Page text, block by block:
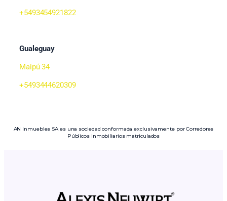
+5493454921822
Gualeguay
Maipú 34
+5493444620309
AN Inmuebles SA es una sociedad conformada exclusivamente por Corredores
Públicos Inmobiliarios matriculados